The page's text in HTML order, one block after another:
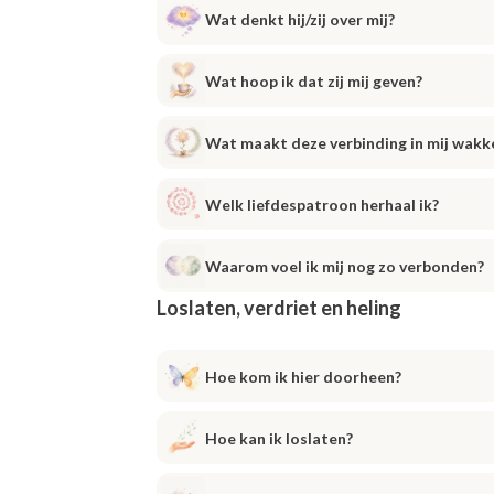
Wat denkt hij/zij over mij?
Wat hoop ik dat zij mij geven?
Wat maakt deze verbinding in mij
Welk liefdespatroon herhaal ik?
Waarom voel ik mij nog zo verbonden?
Loslaten, verdriet en heling
Hoe kom ik hier doorheen?
Hoe kan ik loslaten?